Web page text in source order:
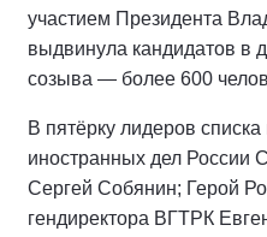
участием Президента
выдвинула кандидатов в
созыва — более 600
В пятёрку лидеров
иностранных дел России
Сергей Собянин; Герой
гендиректора ВГТРК